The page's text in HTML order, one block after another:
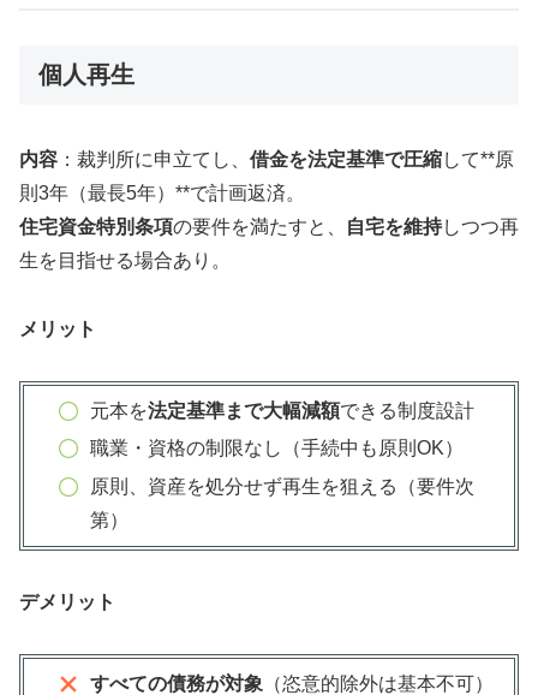
個人再生
内容 ：裁判所に申立てし、 借金を法定基準で圧縮して**原
則3年（最長5年）**で計画返済。
住宅資金特別条項の要件を満たすと、 自宅を維持しつつ再
生を目指せる場合あり。
メリット
元本を法定基準まで大幅減額できる制度設計
職業・資格の制限なし（手続中も原則OK）
原則、資産を処分せず再生を狙える（要件次
第）
デメリット
すべての債務が対象 （恣意的除外は基本不可）